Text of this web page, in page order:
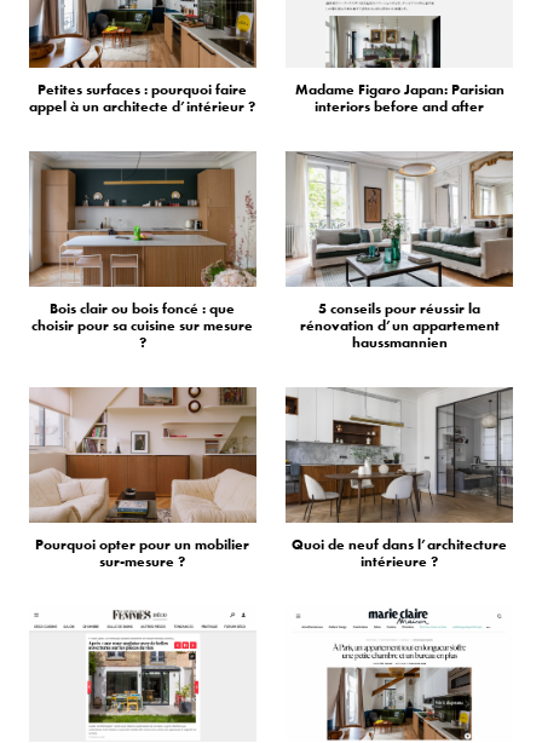
Petites surfaces : pourquoi faire
appel à un architecte d’intérieur ?
Madame Figaro Japan: Parisian
interiors before and after
Bois clair ou bois foncé : que
choisir pour sa cuisine sur mesure
?
5 conseils pour réussir la
rénovation d’un appartement
haussmannien
Pourquoi opter pour un mobilier
sur-mesure ?
Quoi de neuf dans l’architecture
intérieure ?